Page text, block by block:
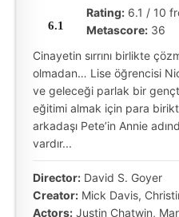
6.1
Rating: 6.1 / 10
Metascore: 36
Cinayetin sırrını birlikte
olmadan… Lise öğrencisi
ve geleceği parlak bir
eğitimi almak için para
arkadaşı Pete’in Annie
vardır...
Director: David S. Goyer
Creator: Mick Davis,
Actors: Justin Chatwin,